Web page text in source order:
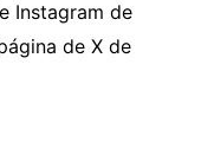
Instagram de
de X de